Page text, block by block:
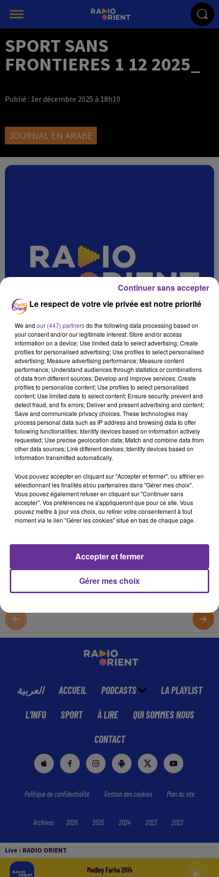
Live : RADIO ORIENT
Medley Farha 2014
SPORT SANS
FRONTIERES 1 12 2025_
Publié : 1er décembre 2025 à 18h10
JOURNAL EN ARABE
SPORT SANS FRONTIERES 1 12 2025_
1er décembre 2025 - 13 min 25 sec
SPORT SANS FRONTIERES 1 12 2025_
qc
SPORT SANS FRONTIERES 1 12 2025_
SPORT SANS FRONTIERES 1 12 2025_
0:00 13 min 25 sec
العربية ACCUEIL PODCASTS LA PLAYLIST
L'INFO SPORT À LIRE QUI SOMMES NOUS
CONTACT
Politique de confidentialité Gestion des cookies Plan du site
Archives 2026 2025 2024 2023 2022
Le respect de votre vie privée est notre priorité
We and our (447) partnersdo the following data processing based on
your consent and/or our legitimate interest: Store and/or access
information on a device; Use limited data to select advertising; Create
profiles for personalised advertising; Use profiles to select personalised
advertising; Measure advertising performance; Measure content
performance; Understand audiences through statistics or combinations
of data from different sources; Develop and improve services; Create
profiles to personalise content; Use profiles to select personalised
content; Use limited data to select content; Ensure security, prevent and
detect fraud, and fix errors; Deliver and present advertising and content;
Save and communicate privacy choices. These technologies may
process personal data such as IP address and browsing data to offer
following functionalities: Identify devices based on information actively
requested; Use precise geolocation data; Match and combine data from
other data sources; Link different devices; Identify devices based on
information transmitted automatically.
Vous pouvez accepter en cliquant sur "Accepter et fermer", ou affiner en
sélectionnant les finalités et/ou partenaires dans "Gérer mes choix".
Vous pouvez également refuser en cliquant sur "Continuer sans
accepter". Vos préférences ne s'appliqueront que pour ce site. Vous
pouvez mettre à jour vos choix, ou retirer votre consentement à tout
moment via le lien "Gérer les cookies" situé en bas de chaque page.
Gérer mes choix
Accepter et fermer
Continuer sans accepter